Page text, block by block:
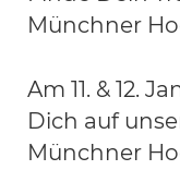
Münchner
Am 11. & 12.
Dich auf
Münchner